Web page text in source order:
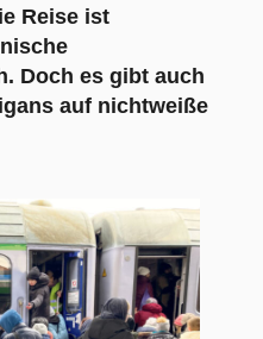
Reise ist
Doch es gibt auch
auf nichtweiße